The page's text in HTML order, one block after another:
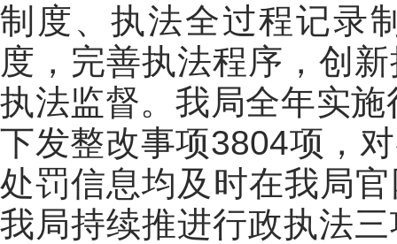
制度、执法全过程记录
度，完善执法程序，创
执法监督。我局全年实施
下发整改事项3804项 ，
处罚信息均及时在我局
我局持续推进行政执法